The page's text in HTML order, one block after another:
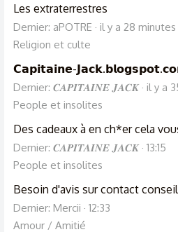
Les extraterrestres
Dernier: aPOTRE
il y a 28 minutes
Religion et culte
𝗖𝗮𝗽𝗶𝘁𝗮𝗶𝗻𝗲-
Dernier: 𝑪𝑨𝑷𝑰𝑻𝑨𝑰𝑵𝑬 𝑱𝑨𝑪𝑲 il y a
People et insolites
Des cadeaux à en ch*er cela
Dernier: 𝑪𝑨𝑷𝑰𝑻𝑨𝑰𝑵𝑬 𝑱𝑨𝑪𝑲 13:15
People et insolites
Besoin d'avis sur contact
Dernier: Mercii
12:33
Amour / Amitié